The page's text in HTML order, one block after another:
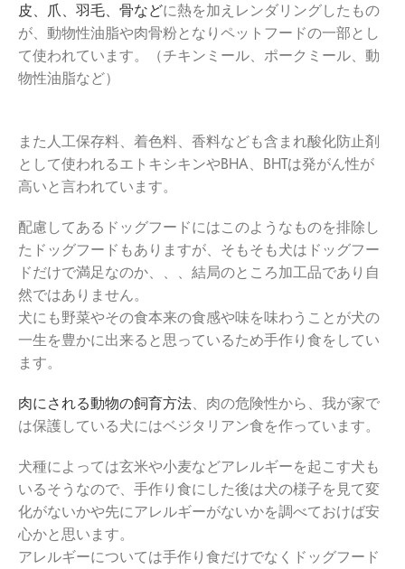
皮、爪、羽毛、骨などに熱を加えレンダリングしたもの
が、動物性油脂や肉骨粉となりペットフードの一部とし
て使われています。（チキンミール、ポークミール、動
物性油脂など）
また人工保存料、着色料、香料なども含まれ酸化防止剤
として使われるエトキシキンやBHA、BHTは発がん性が
高いと言われています。
配慮してあるドッグフードにはこのようなものを排除し
たドッグフードもありますが、そもそも犬はドッグフー
ドだけで満足なのか、、、結局のところ加工品であり自
然ではありません。
犬にも野菜やその食本来の食感や味を味わうことが犬の
一生を豊かに出来ると思っているため手作り食をしてい
ます。
肉にされる動物の飼育方法、肉の危険性から、我が家で
は保護している犬にはベジタリアン食を作っています。
犬種によっては玄米や小麦などアレルギーを起こす犬も
いるそうなので、手作り食にした後は犬の様子を見て変
化がないかや先にアレルギーがないかを調べておけば安
心かと思います。
アレルギーについては手作り食だけでなくドッグフード